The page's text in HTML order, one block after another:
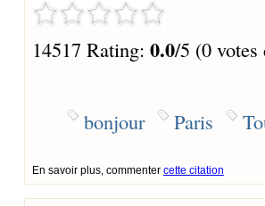
14517 Rating: 0.0/5 (0 votes
bonjour Paris
En savoir plus, commenter cette citation